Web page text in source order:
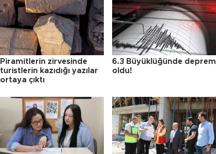
Piramitlerin zirvesinde
turistlerin kazıdığı yazılar
ortaya çıktı
6.3 Büyüklüğünde deprem
oldu!